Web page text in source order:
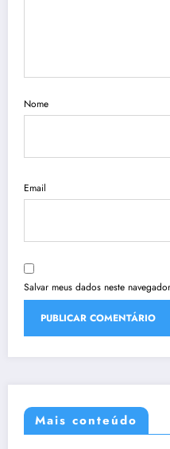
Nome
Email
Salvar meus dados neste
Mais conteúdo